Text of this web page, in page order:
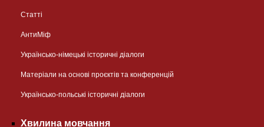
Статті
АнтиМіф
Українсько-німецькі історичні діалоги
Матеріали на основі проєктів та конференцій
Українсько-польські історичні діалоги
Хвилина мовчання